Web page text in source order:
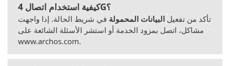
كيفية استخدام اتصال 4G؟
تأكد من تفعيل البيانات المحمولة في شريط الحالة. إذا واجهت
مشاكل، اتصل بمزود الخدمة أو استشر الأسئلة الشائعة على
www.archos.com.